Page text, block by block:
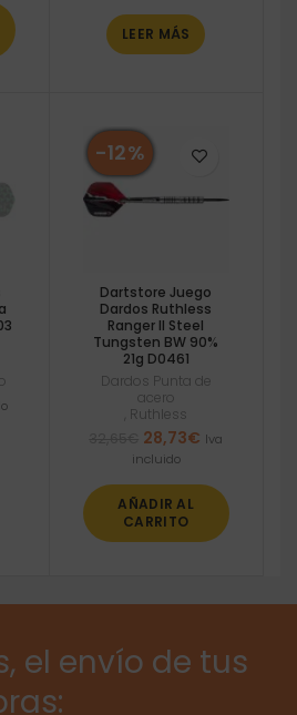
LEER MÁS
-12%
Dartstore Juego
Dardos Ruthless
Ranger II Steel
Tungsten BW 90%
21g D0461
Dardos Punta de
acero
Ruthless
El
precio
era:
32,65€.
28,73€ El
es:
28,73€.
Iva
incluido
AÑADIR AL
CARRITO
el envío de tus